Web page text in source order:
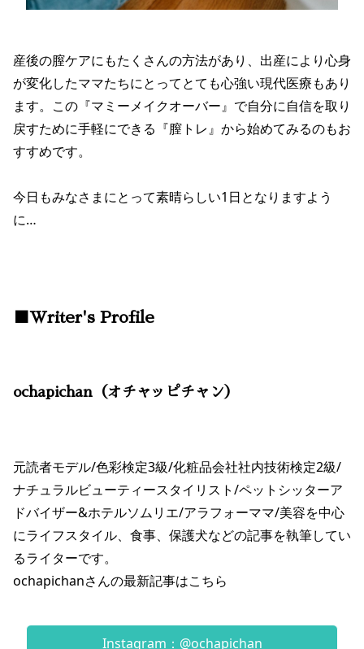
産後の膣ケアにもたくさんの方法があり、出産により心身
が変化したママたちにとってとても心強い現代医療もあり
ます。この『マミーメイクオーバー』で自分に自信を取り
戻すために手軽にできる『膣トレ』から始めてみるのもお
すすめです。
今日もみなさまにとって素晴らしい1日となりますよう
に…
■Writer's Profile
ochapichan（オチャッピチャン）
元読者モデル/色彩検定3級/化粧品会社社内技術検定2級/
ナチュラルビューティースタイリスト/ペットシッターア
ドバイザー&ホテルソムリエ/アラフォーママ/美容を中心
にライフスタイル、食事、保護犬などの記事を執筆してい
るライターです。
ochapichanさんの最新記事はこちら
Instagram：@ochapichan